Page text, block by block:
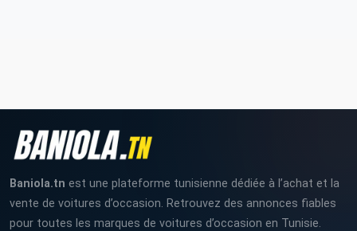
Baniola.tn est une plateforme tunisienne dédiée à l’achat et la
vente de voitures d’occasion. Retrouvez des annonces fiables
pour toutes les marques de voitures d’occasion en Tunisie.